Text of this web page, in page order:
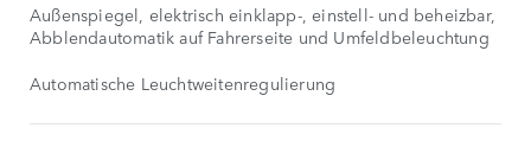
Außenspiegel, elektrisch einklapp-, einstell- und beheizbar, mit
Abblendautomatik auf Fahrerseite und Umfeldbeleuchtung
Automatische Leuchtweitenregulierung